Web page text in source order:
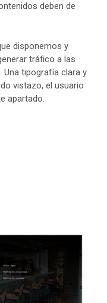
deben de
disponemos y
tráfico a las
Una tipografía clara y
vistazo, el usuario
apartado.